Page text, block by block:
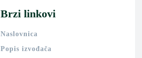
Brzi linkovi
Naslovnica
Popis izvođača